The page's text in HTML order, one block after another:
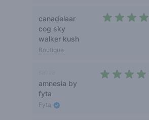
canadelaar
cog sky
walker kush
Boutique
amnesia by
fyta
Fyta